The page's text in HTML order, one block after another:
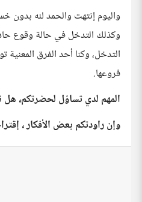
واليوم إنتهت والحمد لله بدون
وكذلك التدخل في حالة وقوع
التدخل، وكنا أحد الفرق
فروعها.
المهم لدي تساؤل لحضرتكم،
وإن راودتكم بعض الأفكار ،